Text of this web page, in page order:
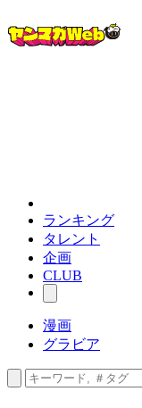
ランキング
タレント
企画
CLUB
漫画
グラビア